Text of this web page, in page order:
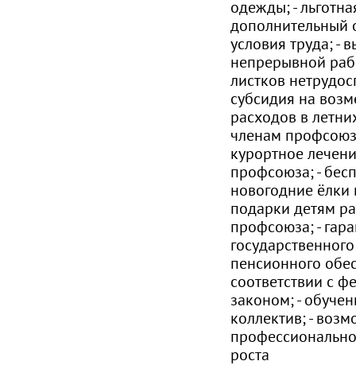
одежды; -
дополнительный
условия труда; -
непрерывной
листков
субсидия на
расходов в
членам
курортное
профсоюза; -
новогодние
подарки детям
профсоюза; -
пенсионного
соответствии с
законом; -
коллектив; -
роста